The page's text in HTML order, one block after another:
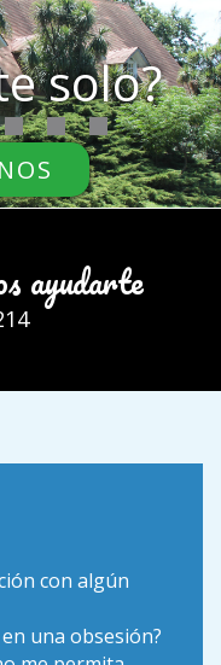
solo?
ayudarte
con algún
una obsesión?